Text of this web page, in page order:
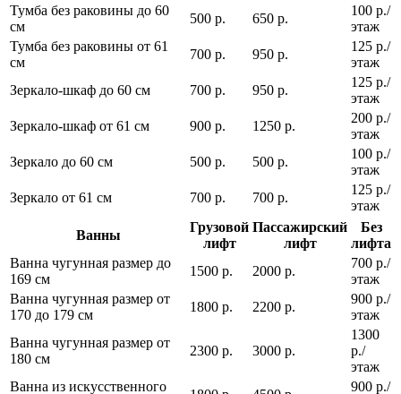
Тумба без раковины до 60
см
500 р. 650 р.
100 р./
этаж
Тумба без раковины от 61
см
700 р. 950 р.
125 р./
этаж
Зеркало-шкаф до 60 см
700 р. 950 р.
125 р./
этаж
Зеркало-шкаф от 61 см
900 р. 1250 р.
200 р./
этаж
Зеркало до 60 см
500 р. 500 р.
100 р./
этаж
Зеркало от 61 см
700 р. 700 р.
125 р./
этаж
Ванны
Грузовой
лифт
Пассажирский
лифт
Без
лифта
Ванна чугунная размер до
169 см
1500 р. 2000 р.
700 р./
этаж
Ванна чугунная размер от
170 до 179 см
1800 р. 2200 р.
900 р./
этаж
Ванна чугунная размер от
180 см
2300 р. 3000 р.
1300
р./
этаж
Ванна из искусственного
900 р./